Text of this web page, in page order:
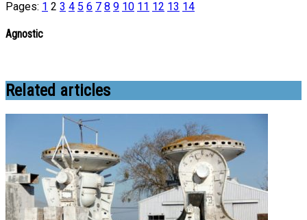
Pages: 1 2 3 4 5 6 7 8 9 10 11 12 13 14
Agnostic
Related articles